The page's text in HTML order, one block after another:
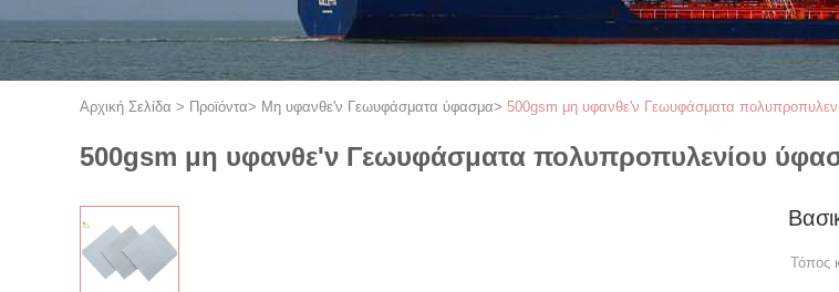
Αρχική Σελίδα > Προϊόντα> Μη υφανθε'ν Γεωυφάσματα ύφασμα> 500gsm μη υφανθε'ν Γεωυφάσματα
500gsm μη υφανθε'ν Γεωυφάσματα πολυπροπυλενίου
Τόπος